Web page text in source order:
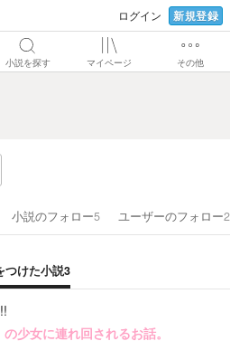
ログイン 新規登録
小説を探す マイページ その他
小説のフォロー5 ユーザーのフォロー2
けた小説3
少女に連れ回されるお話。